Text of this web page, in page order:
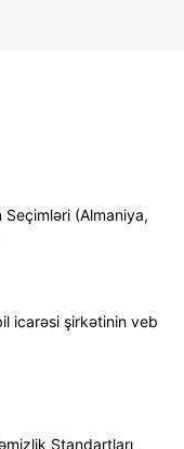
(Almaniya,
icarəsi şirkətinin veb
Standartları